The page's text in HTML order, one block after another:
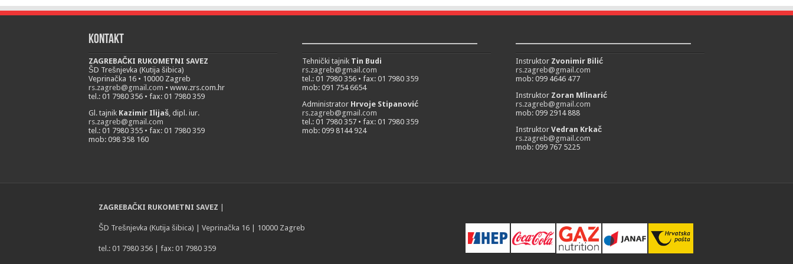
Kontakt
ZAGREBAČKI RUKOMETNI SAVEZ
ŠD Trešnjevka (Kutija šibica)
Veprinačka 16 • 10000 Zagreb
rs.zagreb@gmail.com • www.zrs.com.hr
tel.: 01 7980 356 • fax: 01 7980 359
Gl. tajnik Kazimir Ilijaš, dipl. iur.
rs.zagreb@gmail.com
tel.: 01 7980 355 • fax: 01 7980 359
mob: 098 358 160
___________________________
Tehnički tajnik Tin Budi
rs.zagreb@gmail.com
tel.: 01 7980 356 • fax: 01 7980 359
mob: 091 754 6654
Administrator Hrvoje Stipanović
rs.zagreb@gmail.com
tel.: 01 7980 357 • fax: 01 7980 359
mob: 099 8144 924
___________________________
Instruktor Zvonimir Bilić
rs.zagreb@gmail.com
mob: 099 4646 477
Instruktor Zoran Mlinarić
rs.zagreb@gmail.com
mob: 099 2914 888
Instruktor Vedran Krkač
rs.zagreb@gmail.com
mob: 099 767 5225
ZAGREBAČKI RUKOMETNI SAVEZ |
ŠD Trešnjevka (Kutija šibica) | Veprinačka 16 | 10000 Zagreb
tel.: 01 7980 356 | fax: 01 7980 359